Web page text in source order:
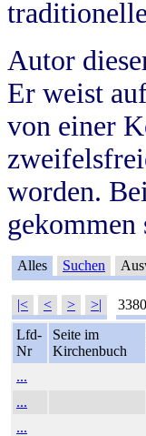
Autor
Er weist
von einer
worden.
Alles Suchen
|< < > >|
Lfd-
Nr
Seite im
Kirchenbuch
...
...
...